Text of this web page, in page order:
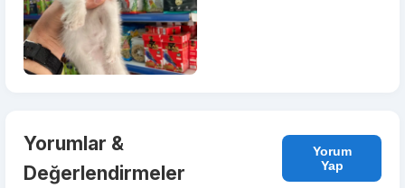
Yorumlar &
Değerlendirmeler
Yorum
Yap